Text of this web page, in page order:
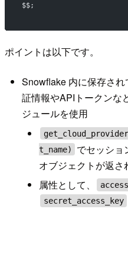
$$;
ポイントは以下です。
Snowflake 内に保存さ
証情報やAPIトークンな
ジュールを使用
t_name)
でセッショ
オブジェクトが返さ
属性として、
secret_access_key